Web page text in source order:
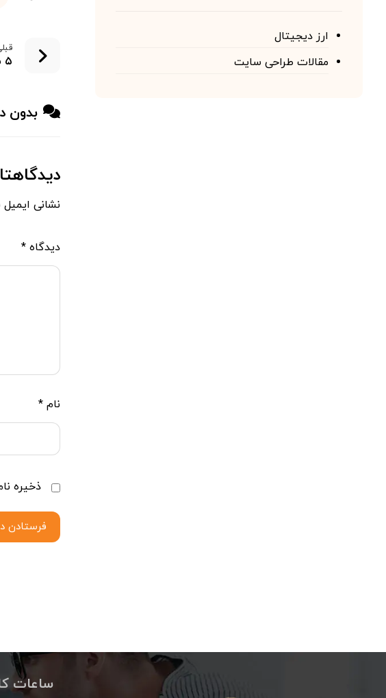
۵ شخصیت مختلف در محل کار
بدون
نشانی
دیدگاه*
نام*
ذخیره
فرستادن
ارز دیجیتال
مقالات طراحی سایت
ساعات